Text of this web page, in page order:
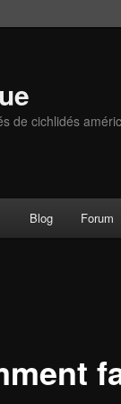
de cichlidés
Blog Forum